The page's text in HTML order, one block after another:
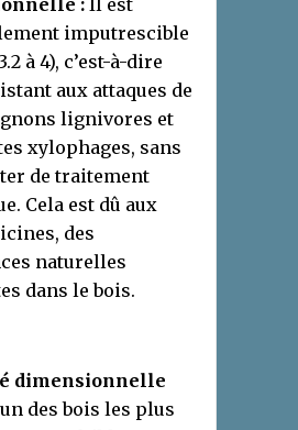
: Il est
imputrescible
à 4), c’est-à-dire
aux attaques de
lignivores et
xylophages, sans
de traitement
Cela est dû aux
des
naturelles
dans le bois.
dimensionnelle
des bois les plus